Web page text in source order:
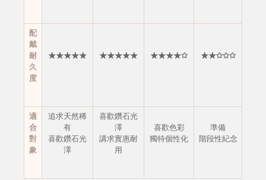
配
戴
耐
久
度
★★★★★ ★★★★★ ★★★★✩ ★★✩✩✩
適
合
對
象
追求天然稀
有
喜歡鑽石光
澤
喜歡鑽石光
澤
講求實惠耐
用
喜歡色彩
獨特個性化
準備
階段性紀念